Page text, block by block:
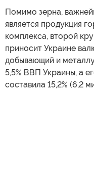
Помимо зерна,
является продукция
комплекса, второй
приносит Украине
добывающий и
5,5% ВВП Украины, а
составила 15,2% (6,2